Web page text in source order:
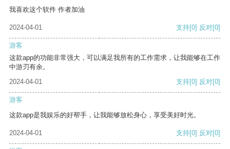
我喜欢这个软件 作者加油
2024-04-01 支持[0] 反对[0]
游客
这款app的功能非常强大，可以满足我所有的工作需求，让我能够在工作
中游刃有余。
2024-04-01
支持[0] 反对[0]
游客
这款app是我娱乐的好帮手，让我能够放松身心，享受美好时光。
2024-04-01 支持[0] 反对[0]